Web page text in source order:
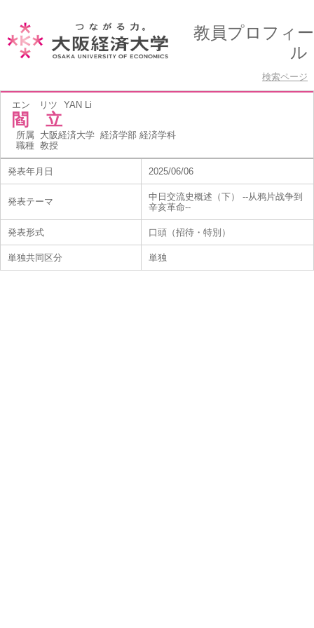
教員プロフィー
ル
検索ページ
エン リツ YAN Li
閻 立
所属 大阪経済大学 経済学部 経済学科
職種 教授
発表年月日 2025/06/06
発表テーマ
中日交流史概述（下） --从鸦片战争到
辛亥革命--
発表形式 口頭（招待・特別）
単独共同区分 単独